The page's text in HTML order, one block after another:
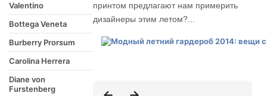
Valentino
Bottega Veneta
Burberry Prorsum
Carolina Herrera
Diane von
Furstenberg
принтом предлагают нам примерить
дизайнеры этим летом?...